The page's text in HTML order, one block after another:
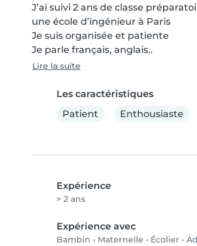
J’ai suivi 2 ans de classe
une école d’ingénieur à Paris
Je suis organisée et patiente
Je parle français, anglais..
Lire la suite
Les caractéristiques
Patient
Enthousiaste
Expérience
> 2 ans
Expérience avec
Bambin • Maternelle • Écolier •